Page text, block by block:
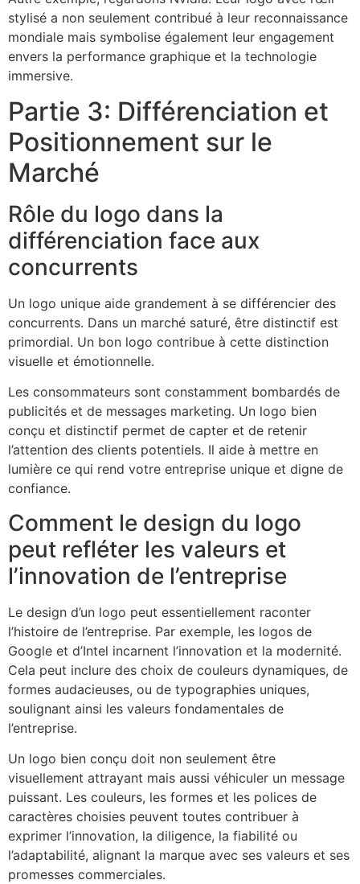
stylisé a non seulement contribué à leur reconnaissance
mondiale mais symbolise également leur engagement
envers la performance graphique et la technologie
immersive.
Partie 3: Différenciation et
Positionnement sur le
Marché
Rôle du logo dans la
différenciation face aux
concurrents
Un logo unique aide grandement à se différencier des
concurrents. Dans un marché saturé, être distinctif est
primordial. Un bon logo contribue à cette distinction
visuelle et émotionnelle.
Les consommateurs sont constamment bombardés de
publicités et de messages marketing. Un logo bien
conçu et distinctif permet de capter et de retenir
l’attention des clients potentiels. Il aide à mettre en
lumière ce qui rend votre entreprise unique et digne de
confiance.
Comment le design du logo
peut refléter les valeurs et
l’innovation de l’entreprise
Le design d’un logo peut essentiellement raconter
l’histoire de l’entreprise. Par exemple, les logos de
Google et d’Intel incarnent l’innovation et la modernité.
Cela peut inclure des choix de couleurs dynamiques, de
formes audacieuses, ou de typographies uniques,
soulignant ainsi les valeurs fondamentales de
l’entreprise.
Un logo bien conçu doit non seulement être
visuellement attrayant mais aussi véhiculer un message
puissant. Les couleurs, les formes et les polices de
caractères choisies peuvent toutes contribuer à
exprimer l’innovation, la diligence, la fiabilité ou
l’adaptabilité, alignant la marque avec ses valeurs et ses
promesses commerciales.